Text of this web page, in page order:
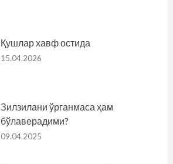
Қушлар хавф остида
15.04.2026
Зилзилани ўрганмаса ҳам
бўлаверадими?
09.04.2025